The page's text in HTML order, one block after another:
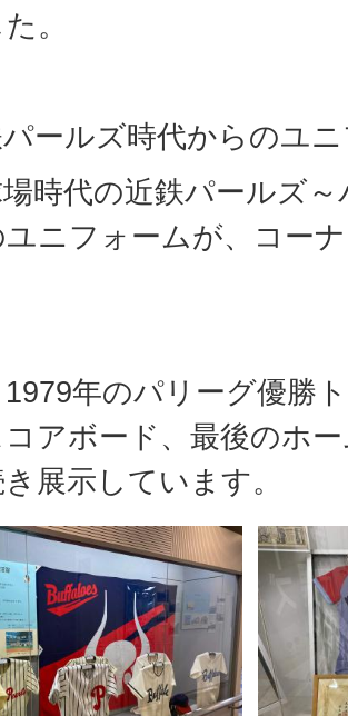
。
パールズ時代からのユ
時代の近鉄パールズ
ユニフォームが、コー
年のパリーグ優勝
アボード、最後のホ
展示しています。